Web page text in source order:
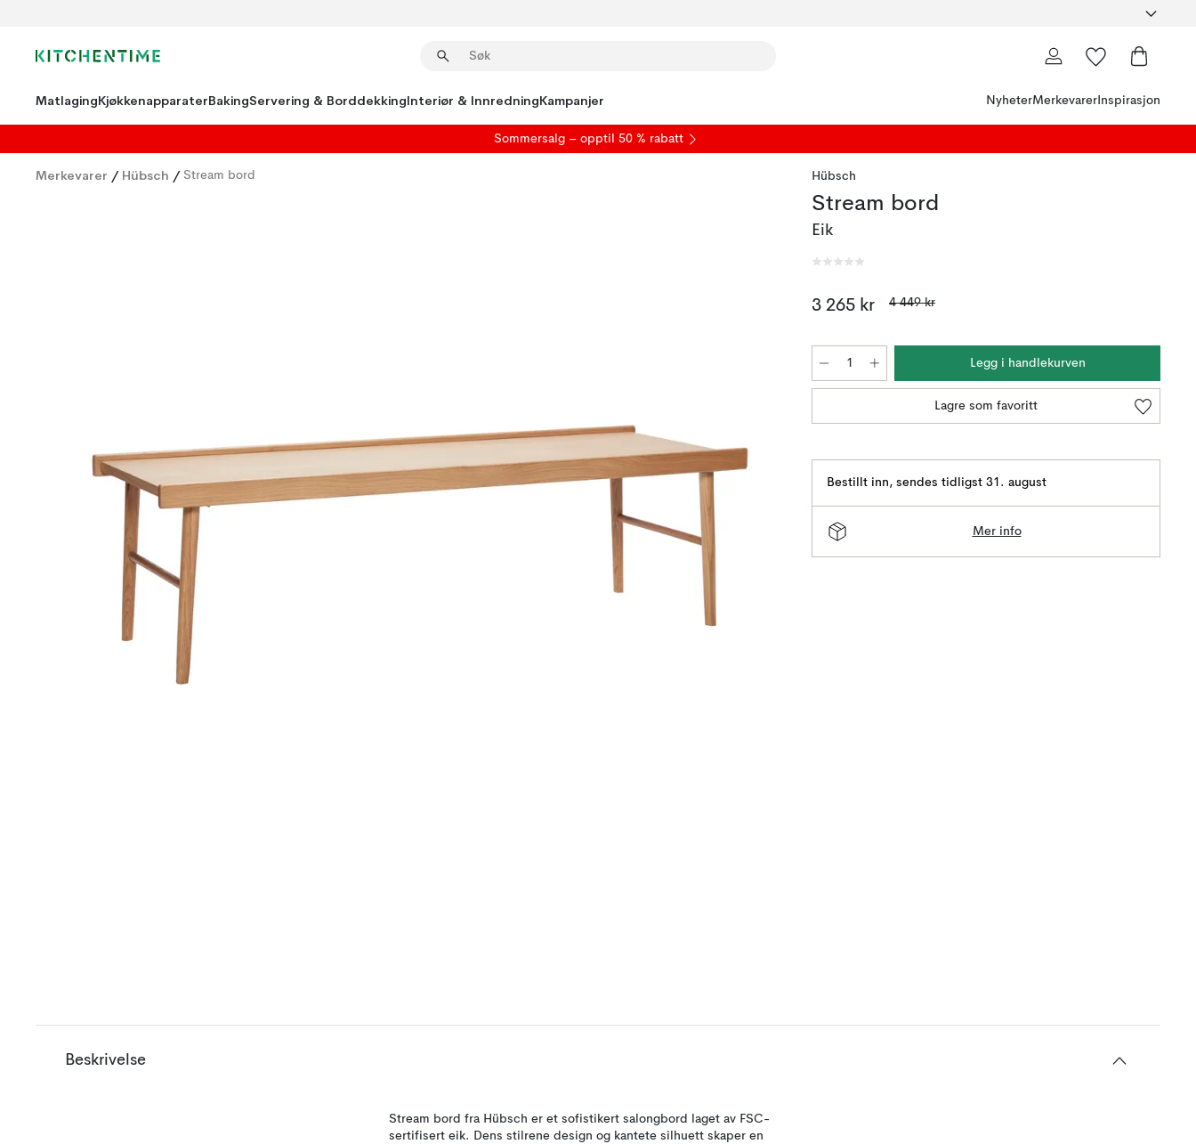
MatlagingKjøkkenapparaterBakingServering & BorddekkingInteriør & InnredningKampanjer NyheterMerkevarer Inspirasjon
Sommersalg – opptil 50 % rabatt
Merkevarer / Hübsch / Stream bord Hübsch
Stream bord
Eik
3 265 kr 4 449 kr
Legg i handlekurven
Lagre som favoritt
Bestillt inn, sendes tidligst 31. august
Mer info
Beskrivelse
Stream bord fra Hübsch er et sofistikert salongbord laget av FSC-
sertifisert eik. Dens stilrene design og kantete silhuett skaper en